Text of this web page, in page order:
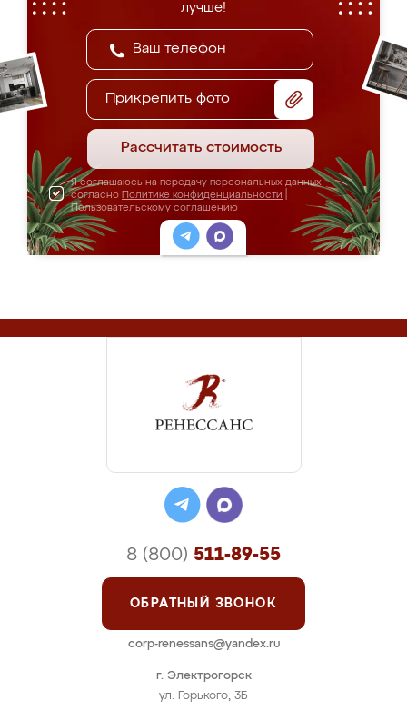
лучше!
Прикрепить фото
Рассчитать стоимость
Я соглашаюсь на передачу персональных данных
согласно Политике конфиденциальности
Пользовательскому соглашению
г. Электрогорск
ул. Горького, 3Б
8 (800) 511-89-55
ОБРАТНЫЙ ЗВОНОК
corp-renessans@yandex.ru